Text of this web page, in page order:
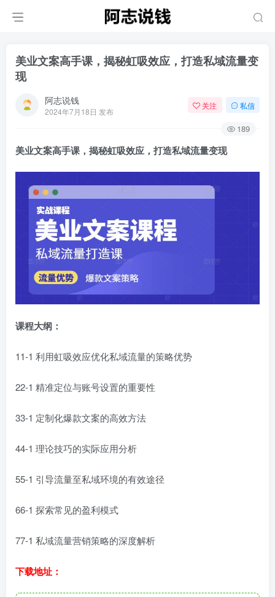
美业文案高手课，揭秘虹吸效应，打造私域流量变
现
阿志说钱
2024年7月18日 发布
关注 私信
189
美业文案高手课，揭秘虹吸效应，打造私域流量变现
课程大纲：
11-1 利用虹吸效应优化私域流量的策略优势
22-1 精准定位与账号设置的重要性
33-1 定制化爆款文案的高效方法
44-1 理论技巧的实际应用分析
55-1 引导流量至私域环境的有效途径
66-1 探索常见的盈利模式
77-1 私域流量营销策略的深度解析
下载地址：